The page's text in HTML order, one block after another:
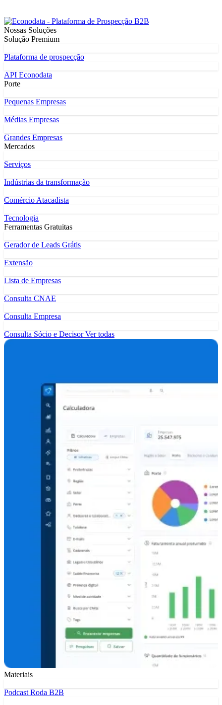
Nossas Soluções
Solução Premium
Plataforma de prospecção
API Econodata
Porte
Pequenas Empresas
Médias Empresas
Grandes Empresas
Mercados
Serviços
Indústrias da transformação
Comércio Atacadista
Tecnologia
Ferramentas Gratuitas
Gerador de Leads Grátis
Extensão
Lista de Empresas
Consulta CNAE
Consulta Empresa
Consulta Sócio e DecisorVer todas
Materiais
Podcast Roda B2B